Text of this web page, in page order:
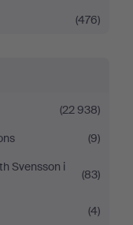
(476)
(22 938)
(9)
Svensson i
(83)
(4)